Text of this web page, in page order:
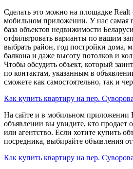
Сделать это можно на площадке
мобильном приложении. У нас самая
база объектов недвижимости
отфильтровать варианты по вашим
выбрать район, год постройки дома,
балкона и даже высоту потолков и
Чтобы обсудить объект, который
по контактам, указанным в
сможете как самостоятельно, так и
Как купить квартиру на пер.
На сайте и в мобильном приложении
объявлении вы увидите, кто продает
или агентство. Если хотите купить
посредника, выбирайте объявления
Как купить квартиру на пер.